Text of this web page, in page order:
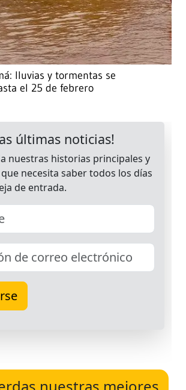
lluvias y tormentas se
el 25 de febrero